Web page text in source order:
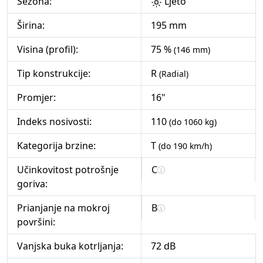
Širina:
195 mm
Visina (profil):
75 % (146 mm)
Tip konstrukcije: R (Radial)
Promjer:
16"
Indeks nosivosti:
110 (do 1060 kg)
Kategorija brzine: T (do 190 km/h)
Učinkovitost potrošnje
goriva:
C
Prianjanje na mokroj
površini:
B
Vanjska buka kotrljanja: 72 dB